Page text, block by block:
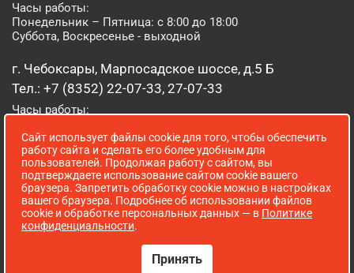
Часы работы:
Понедельник – Пятница: с 8:00 до 18:00
Суббота, Воскресенье - выходной
г. Чебоксары, Марпосадское шоссе, д.5 Б
Тел.: +7 (8352) 22-07-33, 27-07-33
Часы работы:
Суббота, Воскресенье: с 8:00 до 16:00
г. Йошкар-Ола, ул. Луначарского, д. 52 А
Тел.: (8362) 41-07-31
Часы работы:
Понедельник – Пятница: с 8:00 до 18:00
Сайт использует файлы cookie для того, чтобы обеспечить
работу сайта и сделать его более удобным для
пользователей. Продолжая работу с сайтом, вы
подтверждаете использование сайтом cookie вашего
браузера. Запретить обработку cookie можно в настройках
вашего браузера. Подробнее об использовании файлов
cookie и обработке персональных данных — в Политике
конфиденциальности.
Принять